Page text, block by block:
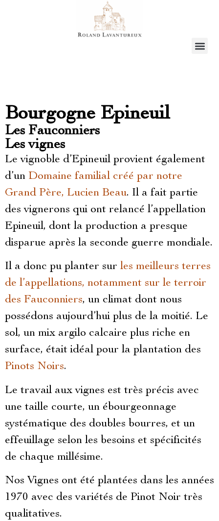
Bourgogne Epineuil
Les Fauconniers
Les vignes
Le vignoble d’Epineuil provient également
d’un Domaine familial créé par notre
Grand Père, Lucien Beau. Il a fait partie
des vignerons qui ont relancé l’appellation
Epineuil, dont la production a presque
disparue après la seconde guerre mondiale.
Il a donc pu planter sur les meilleurs terres
de l’appellations, notamment sur le terroir
des Fauconniers, un climat dont nous
possédons aujourd’hui plus de la moitié. Le
sol, un mix argilo calcaire plus riche en
surface, était idéal pour la plantation des
Pinots Noirs.
Le travail aux vignes est très précis avec
une taille courte, un ébourgeonnage
systématique des doubles bourres, et un
effeuillage selon les besoins et spécificités
de chaque millésime.
Nos Vignes ont été plantées dans les années
1970 avec des variétés de Pinot Noir très
qualitatives.